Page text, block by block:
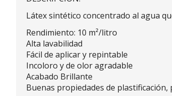
Látex sintético concentrado al agua
Rendimiento: 10 m²/litro
Alta lavabilidad
Fácil de aplicar y repintable
Incoloro y de olor agradable
Acabado Brillante
Buenas propiedades de